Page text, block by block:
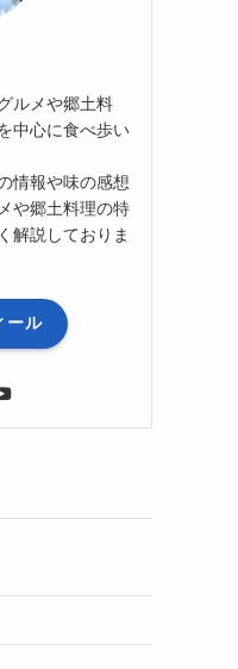
ルメや郷土料
中心に食べ歩い
情報や味の感想
や郷土料理の特
解説しておりま
ール